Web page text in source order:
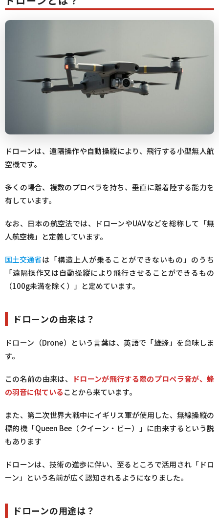
ドローンは、遠隔操作や自動操縦により、飛行する小型無人航
空機です。
多くの場合、複数のプロペラを持ち、垂直に離着陸する能力を
有しています。
なお、日本の航空法では、ドローンやUAVなどを総称して「無
人航空機」と定義しています。
国土交通省は「構造上人が乗ることができないもの」のうち
「遠隔操作又は自動操縦により飛行させることができるもの
（100g未満を除く）」と定めています。
ドローンの由来は？
ドローン（Drone）という言葉は、英語で「雄蜂」を意味しま
す。
この名前の由来は、
ドローンが飛行する際のプロペラ音が、蜂
の羽音に似ていることから来ています。
また、第二次世界大戦中にイギリス軍が使用した、無線操縦の
標的機「Queen Bee（クイーン・ビー）」に由来するという説
もあります
ドローンは、技術の進歩に伴い、至るところで活用され「ドロ
ーン」という名前が広く認知されるようになりました。
ドローンの用途は？